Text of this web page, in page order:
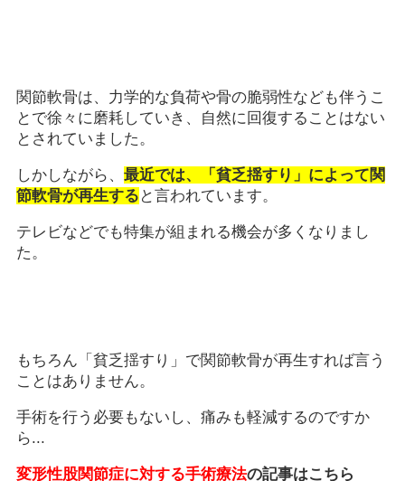
関節軟骨は、力学的な負荷や骨の脆弱性なども伴うこ
とで徐々に磨耗していき、自然に回復することはない
とされていました。
しかしながら、 最近では、「貧乏揺すり」によって関
節軟骨が再生する と言われています。
テレビなどでも特集が組まれる機会が多くなりまし
た。
もちろん「貧乏揺すり」で関節軟骨が再生すれば言う
ことはありません。
手術を行う必要もないし、痛みも軽減するのですか
ら...
変形性股関節症に対する手術療法の記事はこちら